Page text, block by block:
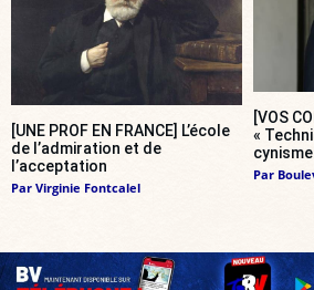
[UNE PROF EN FRANCE] L’école
de l’admiration et de
l’acceptation
Par Virginie Fontcalel
[VOS
«
Par